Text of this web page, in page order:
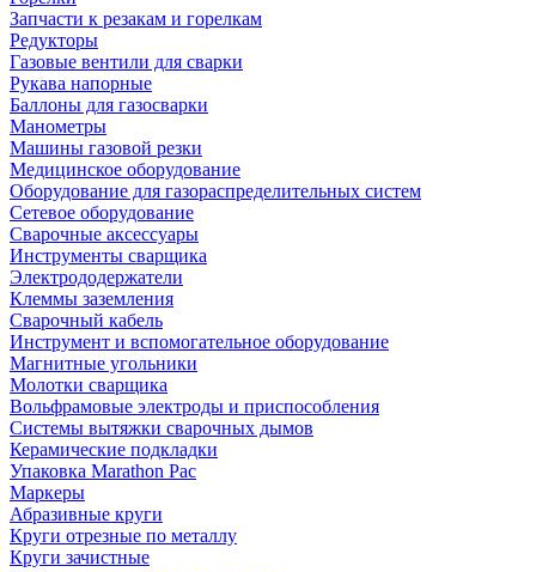
Запчасти к резакам и горелкам
Редукторы
Газовые вентили для сварки
Рукава напорные
Баллоны для газосварки
Манометры
Машины газовой резки
Медицинское оборудование
Оборудование для газораспределительных систем
Сетевое оборудование
Сварочные аксессуары
Инструменты сварщика
Электрододержатели
Клеммы заземления
Сварочный кабель
Инструмент и вспомогательное оборудование
Магнитные угольники
Молотки сварщика
Вольфрамовые электроды и приспособления
Системы вытяжки сварочных дымов
Керамические подкладки
Упаковка Marathon Pac
Маркеры
Абразивные круги
Круги отрезные по металлу
Круги зачистные